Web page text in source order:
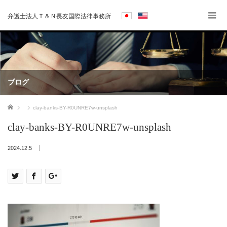
弁護士法人Ｔ＆Ｎ長友国際法律事務所
ブログ
ホーム clay-banks-BY-R0UNRE7w-unsplash
clay-banks-BY-R0UNRE7w-unsplash
2024.12.5